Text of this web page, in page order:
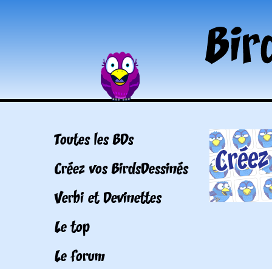
Toutes les BDs
Créez vos BirdsDessinés
Verbi et Devinettes
Le top
Le forum